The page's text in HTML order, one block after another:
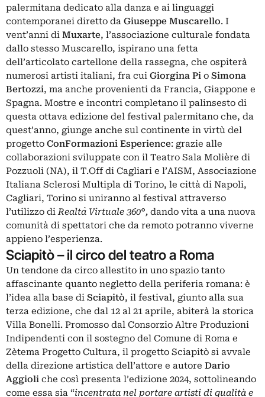
palermitana dedicato alla danza e ai linguaggi
contemporanei diretto da Giuseppe Muscarello. I
vent’anni di Muxarte, l’associazione culturale fondata
dallo stesso Muscarello, ispirano una fetta
dell’articolato cartellone della rassegna, che ospiterà
numerosi artisti italiani, fra cui Giorgina Pi o Simona
Bertozzi, ma anche provenienti da Francia, Giappone e
Spagna. Mostre e incontri completano il palinsesto di
questa ottava edizione del festival palermitano che, da
quest’anno, giunge anche sul continente in virtù del
progetto ConFormazioni Esperience: grazie alle
collaborazioni sviluppate con il Teatro Sala Molière di
Pozzuoli (NA), il T.Off di Cagliari e l’AISM, Associazione
Italiana Sclerosi Multipla di Torino, le città di Napoli,
Cagliari, Torino si uniranno al festival attraverso
l’utilizzo diRealta Virtuale 360°, dando vita a una nuova
comunità di spettatori che da remoto potranno viverne
appieno l’esperienza.
Sciapitò – il circo del teatro a Roma
Un tendone da circo allestito in uno spazio tanto
affascinante quanto negletto della periferia romana: è
l’idea alla base di Sciapitò, il festival, giunto alla sua
terza edizione, che dal 12 al 21 aprile, abiterà la storica
Villa Bonelli. Promosso dal Consorzio Altre Produzioni
Indipendenti con il sostegno del Comune di Roma e
Zètema Progetto Cultura, il progetto Sciapitò si avvale
della direzione artistica dell’attore e autore Dario
Aggioli che così presenta l’edizione 2024, sottolineando
come essa sia “incentrata nel portare artisti di qualità e